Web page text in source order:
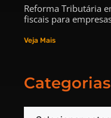
Reforma Tributária
fiscais para
Veja Mais
Categorias